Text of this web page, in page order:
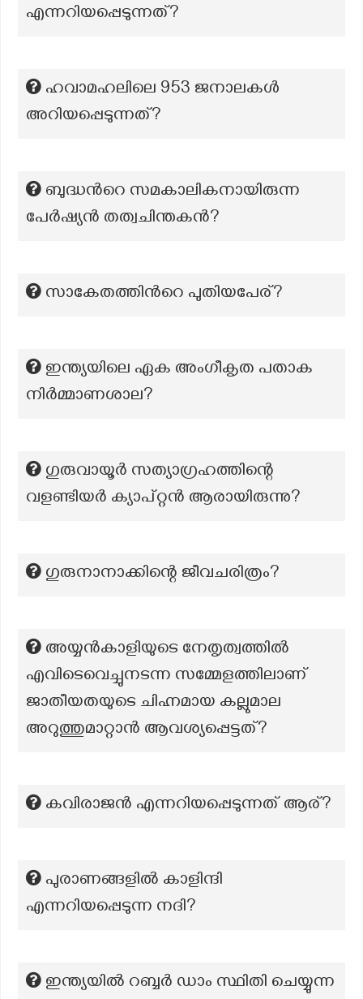
എന്നറിയപ്പെടുന്നത്?
ഹവാമഹലിലെ 953 ജനാലകൾ
അറിയപ്പെടുന്നത്?
ബുദ്ധന്‍റെ സമകാലികനായിരുന്ന
പേർഷ്യൻ തത്വചിന്തകൻ?
സാകേതത്തിന്‍റെ പുതിയപേര്?
ഇന്ത്യയിലെ ഏക അംഗീകൃത പതാക
നിര്‍മ്മാണശാല?
ഗുരുവായൂർ സത്യാഗ്രഹത്തിന്റെ
വളണ്ടിയർ ക്യാപ്റ്റൻ ആരായിരുന്നു?
ഗുരുനാനാക്കിന്റെ ജീവചരിത്രം?
അയ്യൻകാളിയുടെ നേതൃത്വത്തിൽ
എവിടെവെച്ചുനടന്ന സമ്മേളത്തിലാണ്
ജാതീയതയുടെ ചിഹ്നമായ കല്ലുമാല
അറുത്തുമാറ്റാൻ ആവശ്യപ്പെട്ടത്?
കവിരാജന്‍ എന്നറിയപ്പെടുന്നത് ആര്?
പുരാണങ്ങളിൽ കാളിന്ദി
എന്നറിയപ്പെടുന്ന നദി?
ഇന്ത്യയില്‍ റബ്ബര്‍ ഡാം സ്ഥിതി ചെയ്യുന്ന